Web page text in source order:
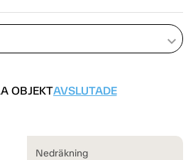
keyboard_arrow_down
OBJEKTAVSLUTADE
Nedräkning